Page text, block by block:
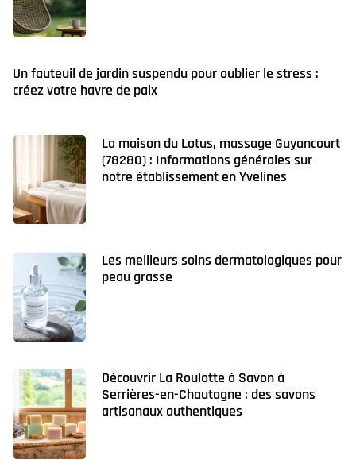
Un fauteuil de jardin suspendu pour oublier le stress :
créez votre havre de paix
La maison du Lotus, massage Guyancourt
(78280) : Informations générales sur
notre établissement en Yvelines
Les meilleurs soins dermatologiques pour
peau grasse
Découvrir La Roulotte à Savon à
Serrières-en-Chautagne : des savons
artisanaux authentiques